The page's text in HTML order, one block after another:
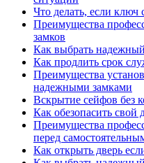
Что делать, если ключ
Преимущества
замков
Как выбрать
Как продлить срок
Преимущества
надежными замками
Вскрытие сейфов без
Как обезопасить свой
Преимущества
перед
Как открыть дверь